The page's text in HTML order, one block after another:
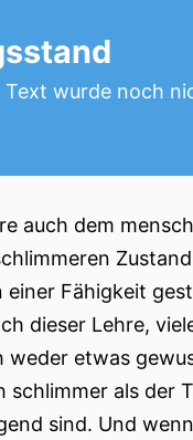
Text wurde noch
auch dem
einer Fähigkeit
dieser Lehre,
weder etwas
schlimmer als der
sind. Und